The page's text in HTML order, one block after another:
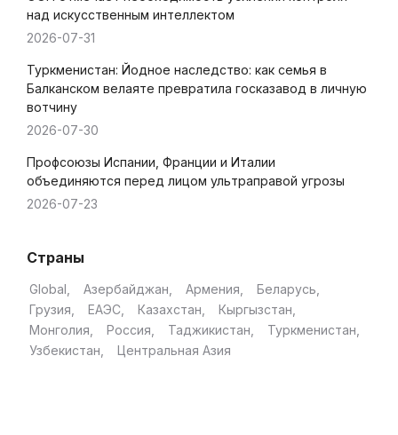
над искусственным интеллектом
2026-07-31
Туркменистан: Йодное наследство: как семья в
Балканском велаяте превратила госказавод в личную
вотчину
2026-07-30
Профсоюзы Испании, Франции и Италии
объединяются перед лицом ультраправой угрозы
2026-07-23
Страны
Global Азербайджан Армения
Беларусь
Грузия
ЕАЭС Казахстан
Кыргызстан
Монголия
Россия Таджикистан
Туркменистан
Узбекистан
Центральная Азия